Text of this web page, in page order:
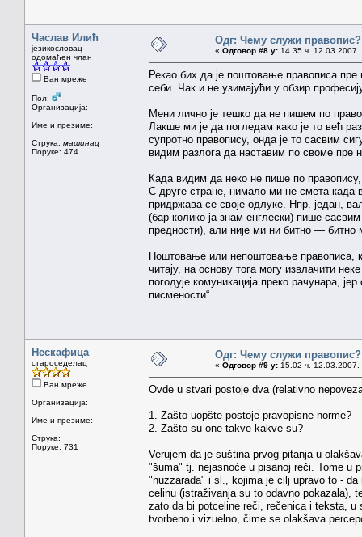
Часлав Илић
језикословац
одомаћен члан
Ван мреже
Пол:
Организација:
Име и презиме:
Струка: машинац
Поруке: 474
Одг: Чему служи правопис?
« Одговор #8 у: 14.35 ч. 12.03.2007.
Рекао бих да је поштовање правописа
себи. Чак и не узимајући у обзир
Мени лично је тешко да не пишем по
Лакше ми је да погледам како је то већ
супротно правопису, онда је то сасвим
видим разлога да наставим по своме пре
Када видим да неко не пише по
С друге стране, нимало ми не смета када
придржава се своје одлуке. Нпр. један,
(бар колико ја знам енглески) пише
предности), али није ми ни битно —
Поштовање или непоштовање правописа,
читају, на основу тога могу извлачити
погодује комуникација преко рачунара,
писмености“.
Нескафица
староседелац
Ван мреже
Организација:
Име и презиме:
Струка:
Поруке: 731
Одг: Чему служи правопис?
« Одговор #9 у: 15.02 ч. 12.03.2007.
Ovde u stvari postoje dva (relativno
1. Zašto uopšte postoje pravopisne norme?
2. Zašto su one takve kakve su?
Verujem da je suština prvog pitanja u
"šuma" tj. nejasnoće u pisanoj reči. Tome u
"nuzzarada" i sl., kojima je cilj upravo to -
celinu (istraživanja su to odavno pokazala),
zato da bi potceline reči, rečenica i teksta,
tvorbeno i vizuelno, čime se olakšava